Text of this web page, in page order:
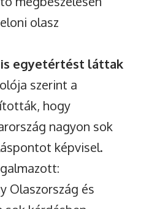
olasz
egyetértést láttak
szerint a
hogy
nagyon sok
képvisel.
Olaszország és